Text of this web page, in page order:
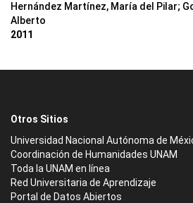
Hernández Martínez, María del Pilar;
Alberto
2011
Otros Sitios
Universidad Nacional Autónoma de
Coordinación de Humanidades UNAM
Toda la UNAM en línea
Red Universitaria de Aprendizaje
Portal de Datos Abiertos